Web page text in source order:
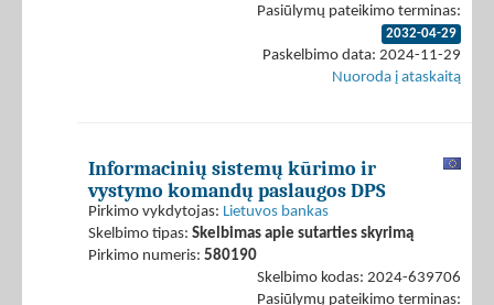
Pasiūlymų pateikimo terminas:
2032-04-29
Paskelbimo data: 2024-11-29
Nuoroda į ataskaitą
Informacinių sistemų kūrimo ir
vystymo komandų paslaugos DPS
Pirkimo vykdytojas: Lietuvos bankas
Skelbimo tipas: Skelbimas apie sutarties skyrimą
Pirkimo numeris: 580190
Skelbimo kodas: 2024-639706
Pasiūlymų pateikimo terminas: